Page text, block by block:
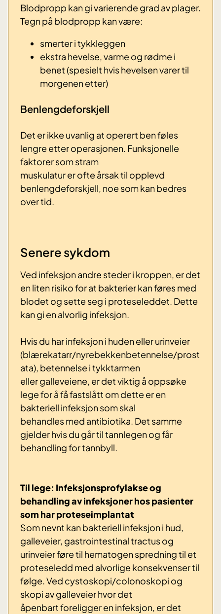
Blodpropp kan gi varierende grad av plager.
Tegn på blodpropp kan være:
smerter i tykkleggen
ekstra hevelse, varme og rødme i
benet (spesielt hvis hevelsen varer til
morgenen etter)
Benlengdeforskjell
Det er ikke uvanlig at operert ben føles
lengre etter operasjonen. Funksjonelle
faktorer som stram
muskulatur er ofte årsak til opplevd
benlengdeforskjell, noe som kan bedres
over tid.
Senere sykdom
Ved infeksjon andre steder i kroppen, er det
en liten risiko for at bakterier kan føres med
blodet og sette seg i proteseleddet. Dette
kan gi en alvorlig infeksjon.
Hvis du har infeksjon i huden eller urinveier
(blærekatarr/nyrebekkenbetennelse/prost
ata), betennelse i tykktarmen
eller galleveiene, er det viktig å oppsøke
lege for å få fastslått om dette er en
bakteriell infeksjon som skal
behandles med antibiotika. Det samme
gjelder hvis du går til tannlegen og får
behandling for tannbyll.
Til lege: Infeksjonsprofylakse og
behandling av infeksjoner hos pasienter
som har proteseimplantat
Som nevnt kan bakteriell infeksjon i hud,
galleveier, gastrointestinal tractus og
urinveier føre til hematogen spredning til et
proteseledd med alvorlige konsekvenser til
følge. Ved cystoskopi/colonoskopi og
skopi av galleveier hvor det
åpenbart foreligger en infeksjon, er det